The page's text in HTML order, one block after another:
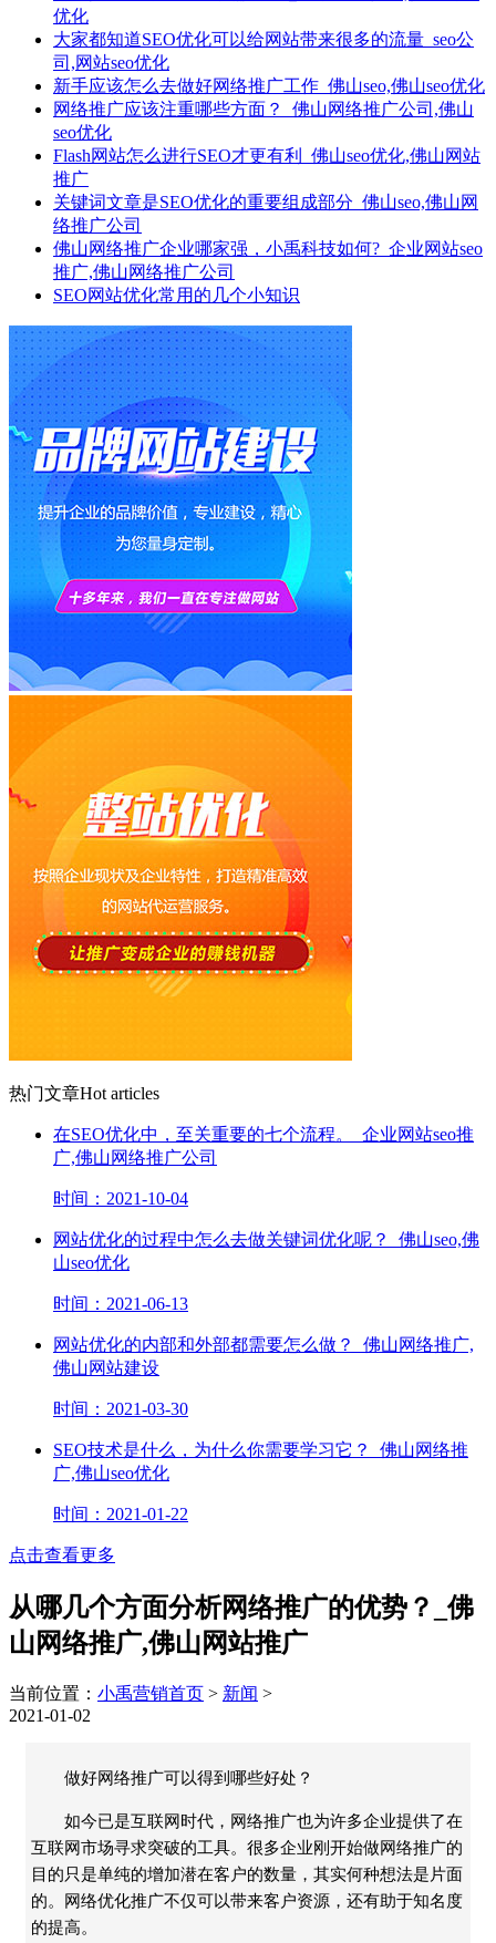
优化
大家都知道SEO优化可以给网站带来很多的流量_seo公
司,网站seo优化
新手应该怎么去做好网络推广工作_佛山seo,佛山seo优化
网络推广应该注重哪些方面？_佛山网络推广公司,佛山
seo优化
Flash网站怎么进行SEO才更有利_佛山seo优化,佛山网站
推广
关键词文章是SEO优化的重要组成部分_佛山seo,佛山网
络推广公司
佛山网络推广企业哪家强，小禹科技如何?_企业网站seo
推广,佛山网络推广公司
SEO网站优化常用的几个小知识
热门文章Hot articles
在SEO优化中，至关重要的七个流程。_企业网站seo推
广,佛山网络推广公司
时间：2021-10-04
网站优化的过程中怎么去做关键词优化呢？_佛山seo,佛
山seo优化
时间：2021-06-13
网站优化的内部和外部都需要怎么做？_佛山网络推广,
佛山网站建设
时间：2021-03-30
SEO技术是什么，为什么你需要学习它？_佛山网络推
广,佛山seo优化
时间：2021-01-22
点击查看更多
从哪几个方面分析网络推广的优势？_佛
山网络推广,佛山网站推广
当前位置： 小禹营销首页 > 新闻 >
2021-01-02
做好网络推广可以得到哪些好处？
如今已是互联网时代，网络推广也为许多企业提供了在
互联网市场寻求突破的工具。很多企业刚开始做网络推广的
目的只是单纯的增加潜在客户的数量，其实何种想法是片面
的。网络优化推广不仅可以带来客户资源，还有助于知名度
的提高。